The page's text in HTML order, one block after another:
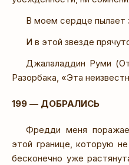
В моем сердце пылает
И в этой звезде
Джалаладдин Руми
Разорбака, «Эта
199 — ДОБРАЛИСЬ
Фредди меня
этой границе, которую
бесконечно уже